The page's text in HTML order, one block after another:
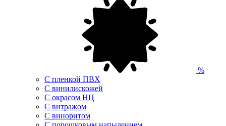
%
С пленкой ПВХ
С винилискожей
С окрасом НЦ
С витражом
С виноритом